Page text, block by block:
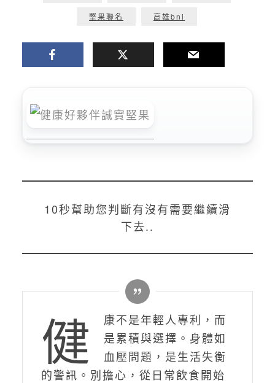
堅果聯名 高雄bni
10秒幫助您判斷有沒有需要繼續滑
下去..
健
康不是年輕人專利，而
是累積與選擇。身體如
血壓問題，是生活失衡
的警訊。別擔心，從日常飲食開始